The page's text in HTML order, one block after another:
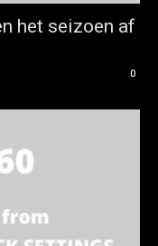
het seizoen af
0